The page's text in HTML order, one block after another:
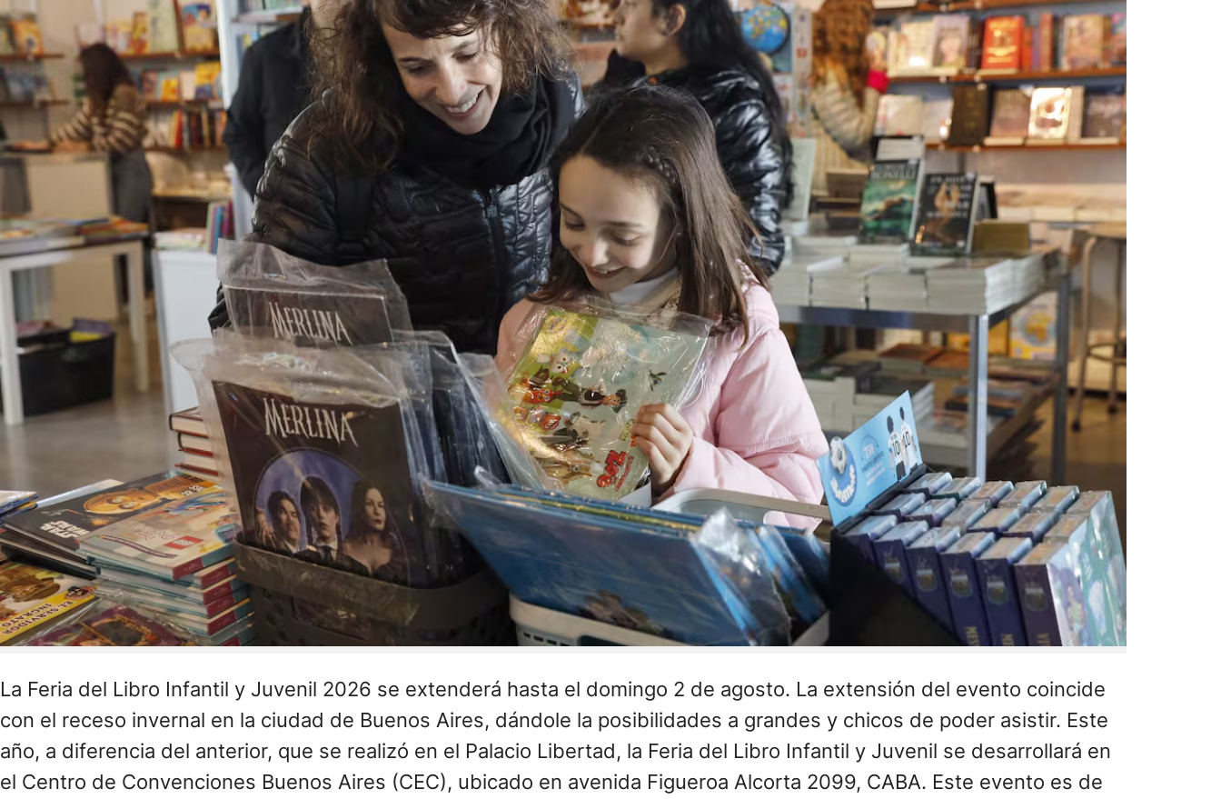
La Feria del Libro Infantil y Juvenil 2026 se extenderá hasta el domingo 2 de agosto. La extensión del evento coincide
con el receso invernal en la ciudad de Buenos Aires, dándole la posibilidades a grandes y chicos de poder asistir. Este
año, a diferencia del anterior, que se realizó en el Palacio Libertad, la Feria del Libro Infantil y Juvenil se desarrollará en
el Centro de Convenciones Buenos Aires (CEC), ubicado en avenida Figueroa Alcorta 2099, CABA. Este evento es de